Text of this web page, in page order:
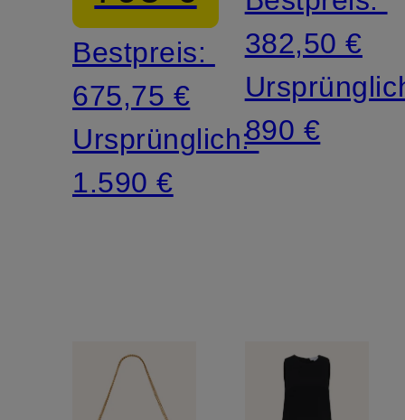
Bestpreis:
675,75 €
Ursprünglich:
1.590 €
382,50 €
890 €